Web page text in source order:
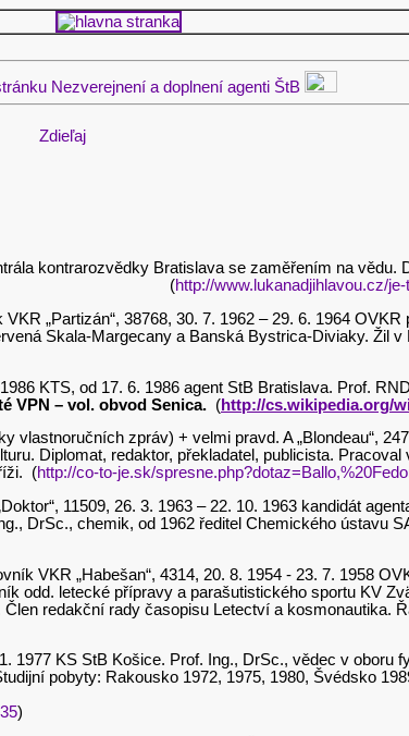
Nezverejnení a doplnení agenti ŠtB
Zdieľaj
kontrarozvědky Bratislava se zaměřením na vědu.
pobyt v USA. (http://www.lukanadjihlavou.cz/
„Partizán“, 38768, 30. 7. 1962 – 29. 6. 1964
Skala-Margecany a Banská Bystrica-Diviaky. Žil
KTS, od 17. 6. 1986 agent StB Bratislava. Prof.
VPN – vol. obvod Senica. (http://cs.wikipedia.org/
vlastnoručních zpráv) + velmi pravd. A „Blondeau“,
Diplomat, redaktor, překladatel, publicista.
(http://co-to-je.sk/
11509, 26. 3. 1963 – 22. 10. 1963 kandidát
DrSc., chemik, od 1962 ředitel Chemického ústavu
VKR „Habešan“, 4314, 20. 8. 1954 - 23. 7. 1958
odd. letecké přípravy a parašutistického sportu KV
redakční rady časopisu Letectví a kosmonautika.
1977 KS StB Košice. Prof. Ing., DrSc., vědec v oboru
Studijní pobyty: Rakousko 1972, 1975,
)